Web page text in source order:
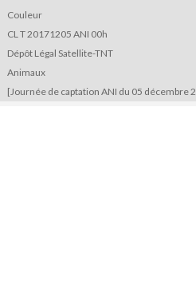
Couleur
CL T 20171205 ANI 00h
Dépôt Légal Satellite-TNT
Animaux
[Journée de captation ANI du 05 décembre